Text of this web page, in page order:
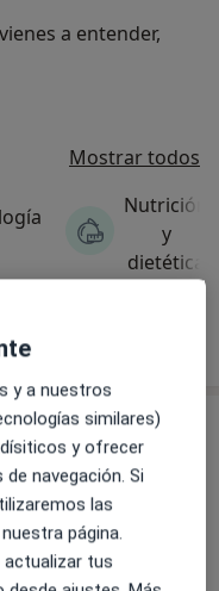
a entender,
Mostrar todos
Nutrición
y
dietética
y a nuestros
similares)
y ofrecer
navegación. Si
las
página.
tus